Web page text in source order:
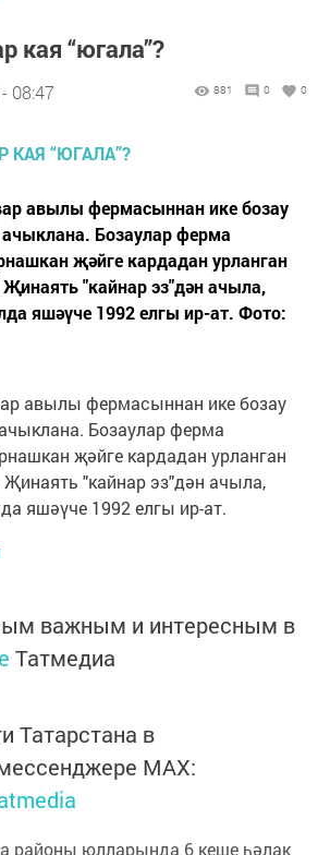
кая “югала”?
08:47 881 0 0
авылы фермасыннан ике бозау
Бозаулар ферма
җәйге кардадан урланган
Җинаять "кайнар эз"дән ачыла,
яшәүче 1992 елгы ир-ат. Фото:
авылы фермасыннан ике бозау
Бозаулар ферма
җәйге кардадан урланган
Җинаять "кайнар эз"дән ачыла,
яшәүче 1992 елгы ир-ат.
важным и интересным в
Татмедиа
Татарстана в
MАХ:
районы юлларында 6 кеше һәлак